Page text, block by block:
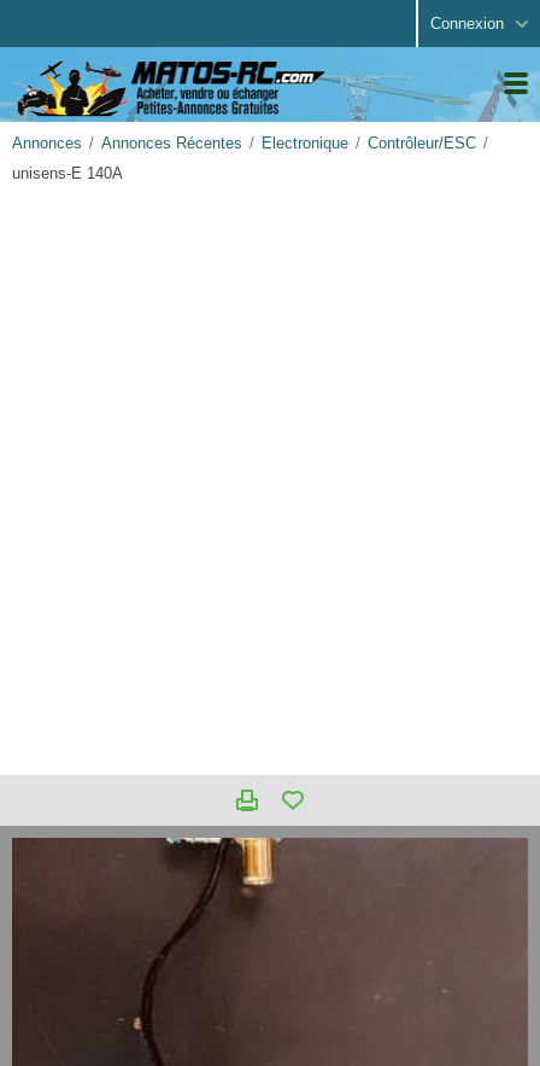
Connexion
Annonces Annonces Récentes Electronique
Contrôleur/ESC
unisens-E 140A